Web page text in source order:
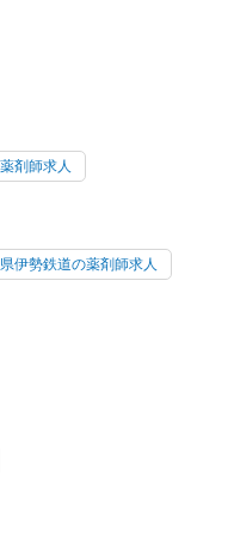
剤師求人
伊勢鉄道の薬剤師求人